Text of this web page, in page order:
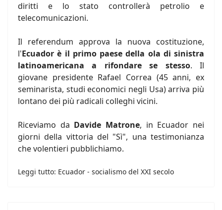
diritti e lo stato controllerà petrolio e
telecomunicazioni.
Il referendum approva la nuova costituzione,
l'Ecuador è il primo paese della ola di sinistra
latinoamericana a rifondare se stesso. Il
giovane presidente Rafael Correa (45 anni, ex
seminarista, studi economici negli Usa) arriva più
lontano dei più radicali colleghi vicini.
Riceviamo da Davide Matrone, in Ecuador nei
giorni della vittoria del "Sì", una testimonianza
che volentieri pubblichiamo.
Leggi tutto: Ecuador - socialismo del XXI secolo